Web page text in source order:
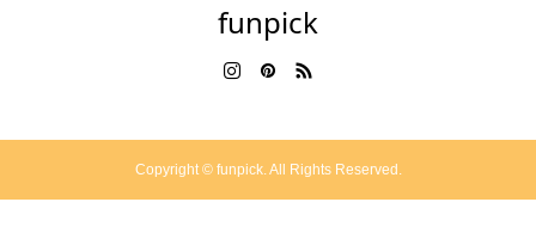
funpick
Copyright ©funpick. All Rights Reserved.